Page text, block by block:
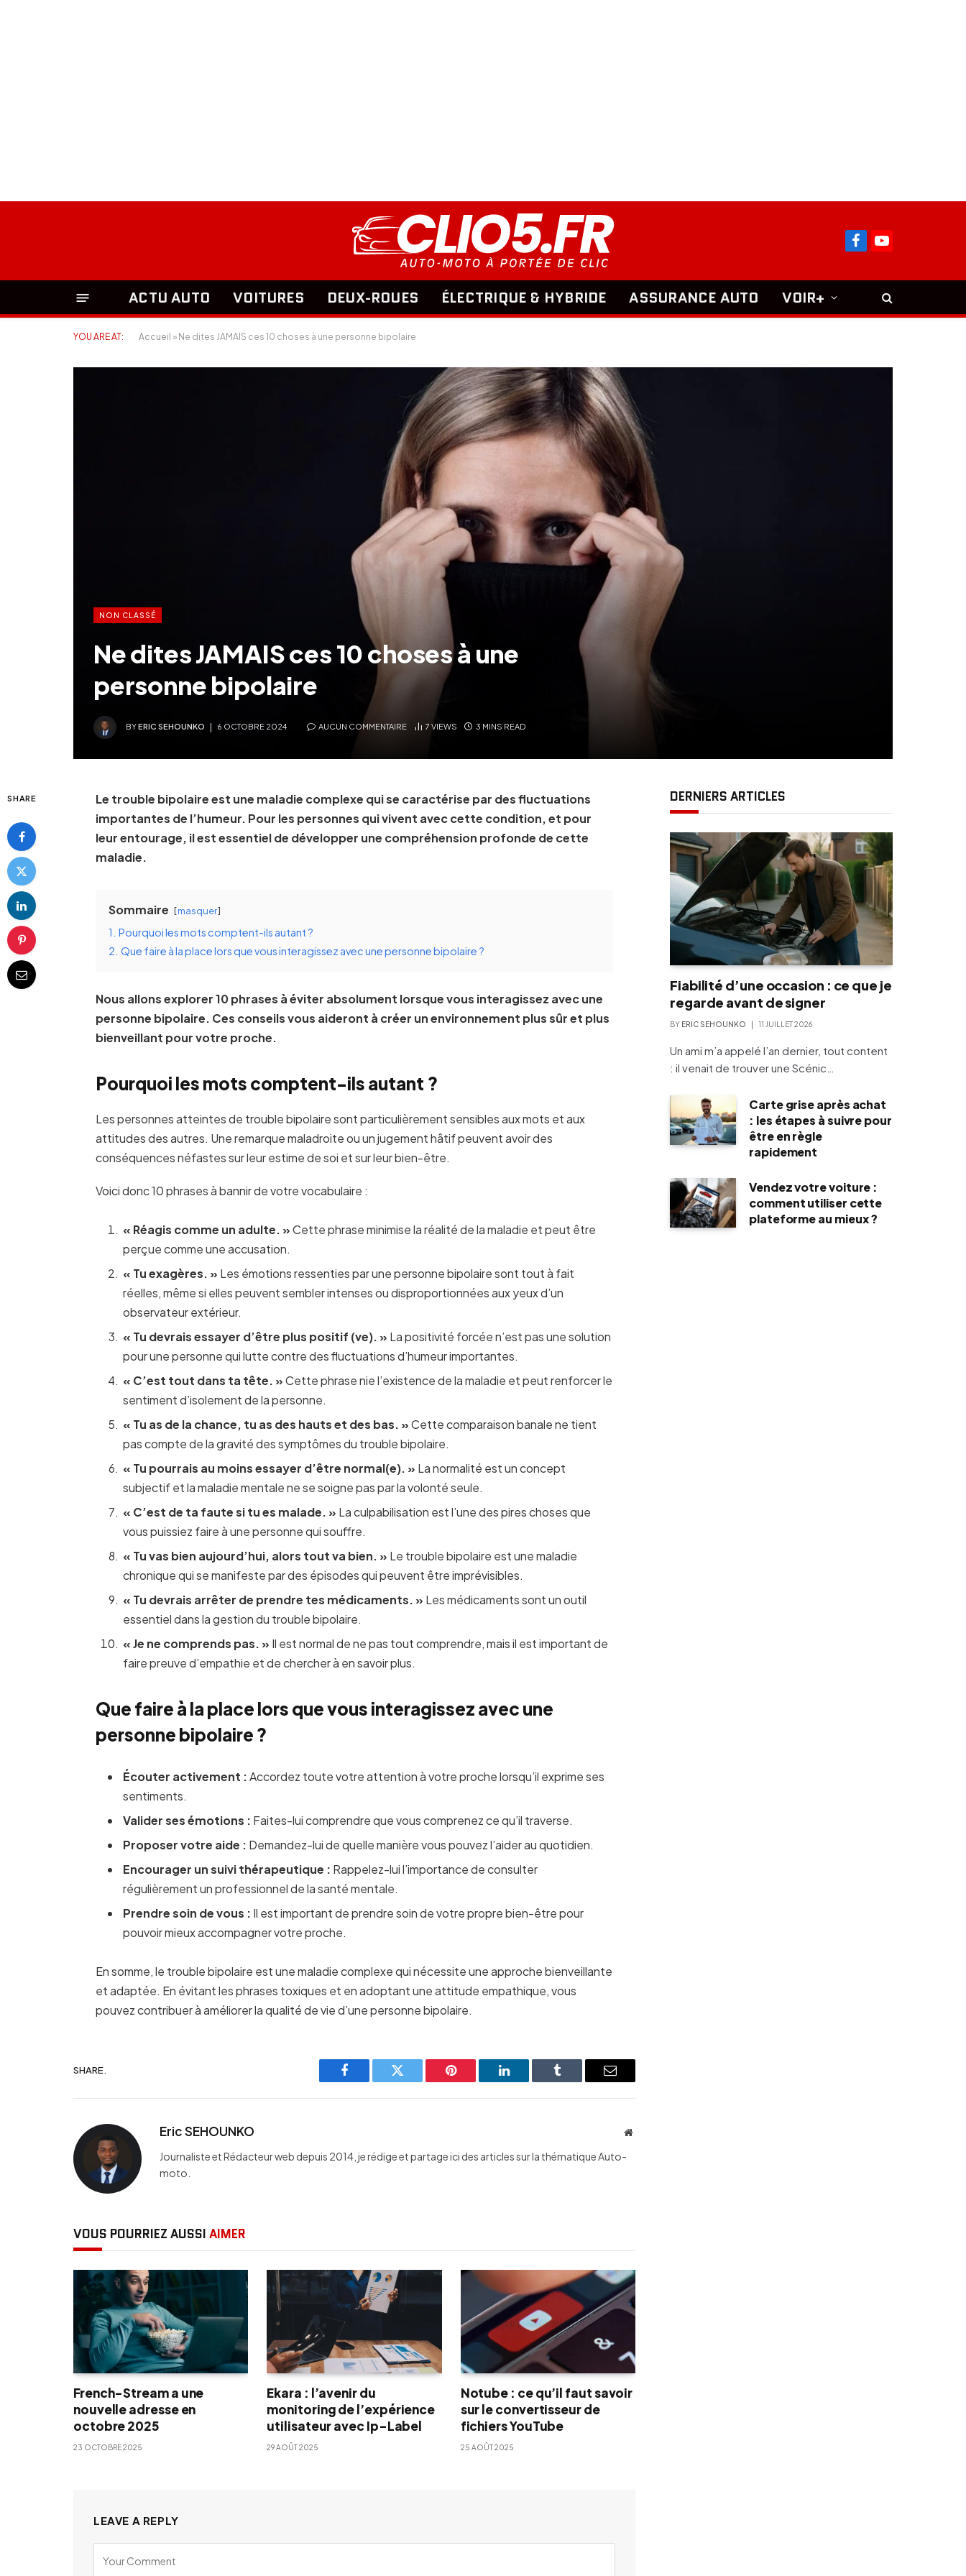
FacebookYouTube
ACTU AUTO VOITURES DEUX-ROUES ÉLECTRIQUE & HYBRIDE ASSURANCE AUTO VOIR+
YOU ARE AT: Accueil » Ne dites JAMAIS ces 10 choses à une personne bipolaire
NON CLASSÉ
Ne dites JAMAIS ces 10 choses à une
personne bipolaire
BYERIC SEHOUNKO 6 OCTOBRE 2024 AUCUN COMMENTAIRE 7 VIEWS 3 MINS READ
SHARE
Le trouble bipolaire est une maladie complexe qui se caractérise par des fluctuations
importantes de l’humeur. Pour les personnes qui vivent avec cette condition, et pour
leur entourage, il est essentiel de développer une compréhension profonde de cette
maladie.
Sommaire masquer
1. Pourquoi les mots comptent-ils autant ?
2. Que faire à la place lors que vous interagissez avec une personne bipolaire ?
Nous allons explorer 10 phrases à éviter absolument lorsque vous interagissez avec une
personne bipolaire. Ces conseils vous aideront à créer un environnement plus sûr et plus
bienveillant pour votre proche.
Pourquoi les mots comptent-ils autant ?
Les personnes atteintes de trouble bipolaire sont particulièrement sensibles aux mots et aux
attitudes des autres. Une remarque maladroite ou un jugement hâtif peuvent avoir des
conséquences néfastes sur leur estime de soi et sur leur bien-être.
Voici donc 10 phrases à bannir de votre vocabulaire :
« Réagis comme un adulte. »Cette phrase minimise la réalité de la maladie et peut être
perçue comme une accusation.
« Tu exagères. » Les émotions ressenties par une personne bipolaire sont tout à fait
réelles, même si elles peuvent sembler intenses ou disproportionnées aux yeux d’un
observateur extérieur.
« Tu devrais essayer d’être plus positif (ve). » La positivité forcée n’est pas une solution
pour une personne qui lutte contre des fluctuations d’humeur importantes.
« C’est tout dans ta tête. »Cette phrase nie l’existence de la maladie et peut renforcer le
sentiment d’isolement de la personne.
« Tu as de la chance, tu as des hauts et des bas. »Cette comparaison banale ne tient
pas compte de la gravité des symptômes du trouble bipolaire.
« Tu pourrais au moins essayer d’être normal(e). » La normalité est un concept
subjectif et la maladie mentale ne se soigne pas par la volonté seule.
« C’est de ta faute si tu es malade. » La culpabilisation est l’une des pires choses que
vous puissiez faire à une personne qui souffre.
« Tu vas bien aujourd’hui, alors tout va bien. » Le trouble bipolaire est une maladie
chronique qui se manifeste par des épisodes qui peuvent être imprévisibles.
« Tu devrais arrêter de prendre tes médicaments. » Les médicaments sont un outil
essentiel dans la gestion du trouble bipolaire.
« Je ne comprends pas. » Il est normal de ne pas tout comprendre, mais il est important de
faire preuve d’empathie et de chercher à en savoir plus.
Que faire à la place lors que vous interagissez avec une
personne bipolaire ?
Écouter activement :Accordez toute votre attention à votre proche lorsqu’il exprime ses
sentiments.
Valider ses émotions : Faites-lui comprendre que vous comprenez ce qu’il traverse.
Proposer votre aide : Demandez-lui de quelle manière vous pouvez l’aider au quotidien.
Encourager un suivi thérapeutique : Rappelez-lui l’importance de consulter
régulièrement un professionnel de la santé mentale.
Prendre soin de vous : Il est important de prendre soin de votre propre bien-être pour
pouvoir mieux accompagner votre proche.
En somme, le trouble bipolaire est une maladie complexe qui nécessite une approche bienveillante
et adaptée. En évitant les phrases toxiques et en adoptant une attitude empathique, vous
pouvez contribuer à améliorer la qualité de vie d’une personne bipolaire.
SHARE.
Facebook Twitter Pinterest LinkedIn Tumblr Email
Eric SEHOUNKO Website
Journaliste et Rédacteur web depuis 2014, je rédige et partage ici des articles sur la thématique Auto-
moto.
VOUS POURRIEZ AUSSI AIMER
French-Stream a une
nouvelle adresse en
octobre 2025
23 OCTOBRE 2025
Ekara : l’avenir du
monitoring de l’expérience
utilisateur avec Ip-Label
29 AOÛT 2025
Notube : ce qu’il faut savoir
sur le convertisseur de
fichiers YouTube
25 AOÛT 2025
LEAVE A REPLY
DERNIERS ARTICLES
Fiabilité d’une occasion : ce que je
regarde avant de signer
BY ERIC SEHOUNKO 11 JUILLET 2026
Un ami m’a appelé l’an dernier, tout content
: il venait de trouver une Scénic…
Carte grise après achat
: les étapes à suivre pour
être en règle
rapidement
Vendez votre voiture :
comment utiliser cette
plateforme au mieux ?